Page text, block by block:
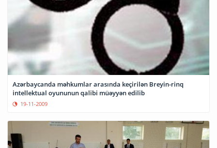
Azərbaycanda məhkumlar arasında keçirilən Breyin-rinq
intellektual oyununun qalibi müəyyən edilib
19-11-2009